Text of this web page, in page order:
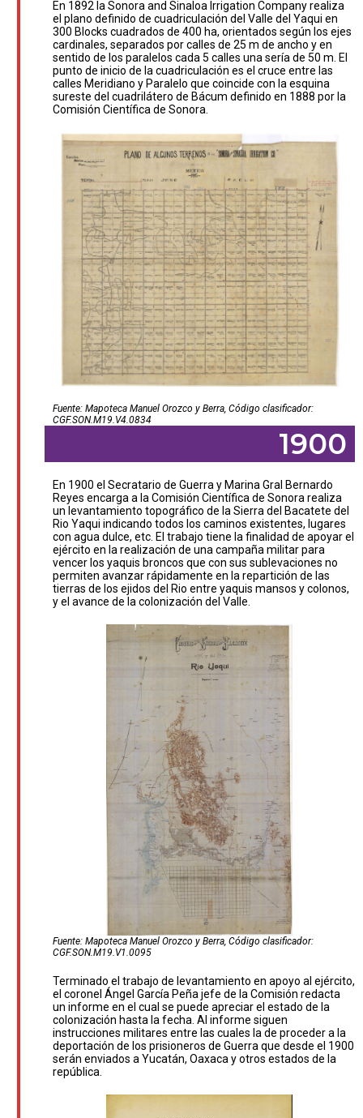
En 1892 la Sonora and Sinaloa Irrigation Company realiza
el plano definido de cuadriculación del Valle del Yaqui en
300 Blocks cuadrados de 400 ha, orientados según los ejes
cardinales, separados por calles de 25 m de ancho y en
sentido de los paralelos cada 5 calles una sería de 50 m. El
punto de inicio de la cuadriculación es el cruce entre las
calles Meridiano y Paralelo que coincide con la esquina
sureste del cuadrilátero de Bácum definido en 1888 por la
Comisión Científica de Sonora.
Fuente: Mapoteca Manuel Orozco y Berra, Código clasificador:
CGF.SON.M19.V4.0834
1900
En 1900 el Secratario de Guerra y Marina Gral Bernardo
Reyes encarga a la Comisión Científica de Sonora realiza
un levantamiento topográfico de la Sierra del Bacatete del
Rio Yaqui indicando todos los caminos existentes, lugares
con agua dulce, etc. El trabajo tiene la finalidad de apoyar el
ejército en la realización de una campaña militar para
vencer los yaquis broncos que con sus sublevaciones no
permiten avanzar rápidamente en la repartición de las
tierras de los ejidos del Rio entre yaquis mansos y colonos,
y el avance de la colonización del Valle.
Fuente: Mapoteca Manuel Orozco y Berra, Código clasificador:
CGF.SON.M19.V1.0095
Terminado el trabajo de levantamiento en apoyo al ejército,
el coronel Ángel García Peña jefe de la Comisión redacta
un informe en el cual se puede apreciar el estado de la
colonización hasta la fecha. Al informe siguen
instrucciones militares entre las cuales la de proceder a la
deportación de los prisioneros de Guerra que desde el 1900
serán enviados a Yucatán, Oaxaca y otros estados de la
república.